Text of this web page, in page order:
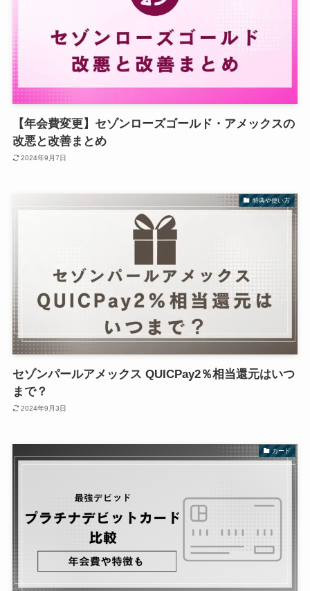
【年会費変更】セゾンローズゴールド・アメックスの
改悪と改善まとめ
2024年9月7日
特典や使い方
セゾンパールアメックス QUICPay2％相当還元はいつ
まで？
2024年9月3日
カード